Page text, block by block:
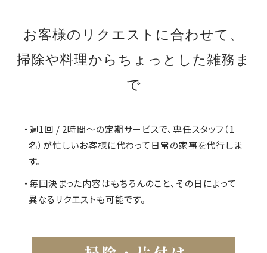
お客様のリクエストに合わせて、
掃除や料理からちょっとした雑務ま
で
・週1回 / 2時間～の定期サービスで、専任スタッフ（1
名）が忙しいお客様に代わって日常の家事を代行しま
す。
・毎回決まった内容はもちろんのこと、その日によって
異なるリクエストも可能です。